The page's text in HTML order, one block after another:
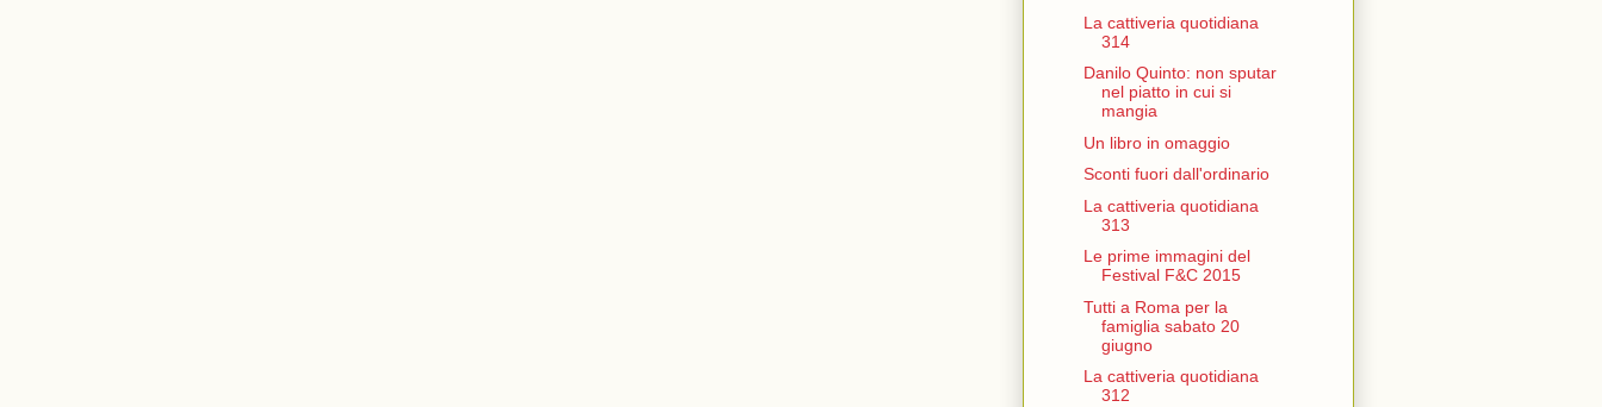
La cattiveria quotidiana
314
Danilo Quinto: non sputar
nel piatto in cui si
mangia
Un libro in omaggio
Sconti fuori dall'ordinario
La cattiveria quotidiana
313
Le prime immagini del
Festival F&C 2015
Tutti a Roma per la
famiglia sabato 20
giugno
La cattiveria quotidiana
312